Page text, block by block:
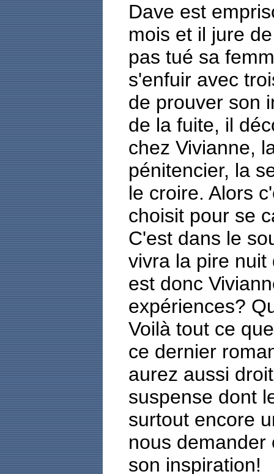
Dave est
mois et il jure
pas tué sa
s'enfuir avec
de prouver son
de la fuite, il
chez Vivianne,
pénitencier, la
le croire. Alors
choisit pour se
C'est dans le
vivra la pire nuit
est donc
expériences?
Voilà tout ce
ce dernier
aurez aussi
suspense dont
surtout encore
nous
son inspiration!